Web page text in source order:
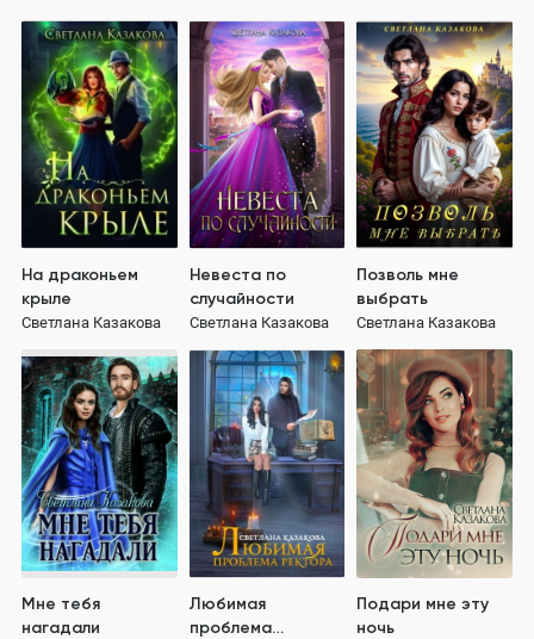
На драконьем
крыле
Светлана Казакова
Невеста по
случайности
Светлана Казакова
Позволь мне
выбрать
Светлана Казакова
Мне тебя
нагадали
Любимая
проблема
Подари мне эту
ночь